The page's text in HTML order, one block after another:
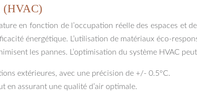
(HVAC)
en fonction de l’occupation réelle des espaces et
énergétique. L’utilisation de matériaux éco-
les pannes. L’optimisation du système HVAC
extérieures, avec une précision de +/- 0.5°C.
en assurant une qualité d’air optimale.